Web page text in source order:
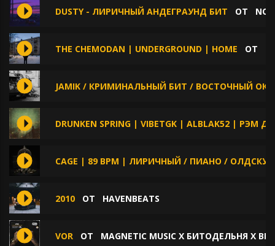
DUSTY - ЛИРИЧНЫЙ АНДЕГРАУНД БИТ ОТ
THE CHEMODAN | UNDERGROUND | HOME ОТ
JAMIK / КРИМИНАЛЬНЫЙ БИТ / ВОСТОЧНЫЙ
DRUNKEN SPRING | VIBETGK | ALBLAK52 | РЭМ
CAGE | 89 BPM | ЛИРИЧНЫЙ / ПИАНО /
2010 ОТ HAVENBEATS
VOR ОТ MAGNETIC MUSIC X БИТОДЕЛЬНЯ X